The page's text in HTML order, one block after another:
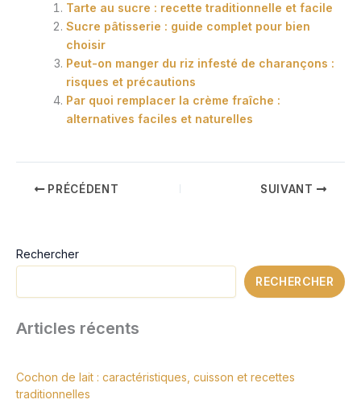
Tarte au sucre : recette traditionnelle et facile
Sucre pâtisserie : guide complet pour bien
choisir
Peut-on manger du riz infesté de charançons :
risques et précautions
Par quoi remplacer la crème fraîche :
alternatives faciles et naturelles
PRÉCÉDENT SUIVANT
Rechercher
RECHERCHER
Articles récents
Cochon de lait : caractéristiques, cuisson et recettes
traditionnelles